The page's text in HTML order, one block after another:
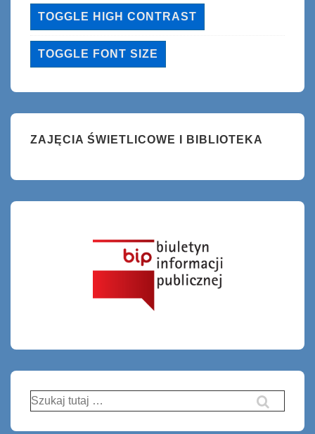
TOGGLE HIGH CONTRAST
TOGGLE FONT SIZE
ZAJĘCIA ŚWIETLICOWE I BIBLIOTEKA
Szukaj: